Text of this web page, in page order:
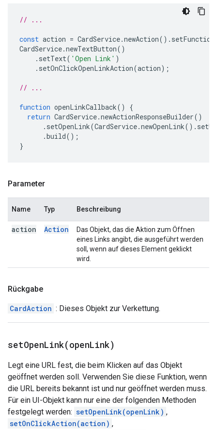
// ...
const action = CardService.newAction().
CardService.newTextButton()
. setText( 'Open Link' )
. setOnClickOpenLinkAction(action);
// ...
function openLinkCallback()
{
return CardService.newActionResponseBuilder()
. setOpenLink(CardService.newOpenLink().
.build();
}
Parameter
Name Typ Beschreibung
action Action
Das Objekt, das die Aktion zum Öffnen
eines Links angibt, die ausgeführt werden
soll, wenn auf dieses Element geklickt
wird.
Rückgabe
CardAction : Dieses Objekt zur Verkettung.
setOpenLink(openLink)
Legt eine URL fest, die beim Klicken auf das Objekt
geöffnet werden soll. Verwenden Sie diese Funktion, wenn
die URL bereits bekannt ist und nur geöffnet werden muss.
Für ein UI-Objekt kann nur eine der folgenden Methoden
festgelegt werden: setOpenLink(openLink) ,
setOnClickAction(action) ,